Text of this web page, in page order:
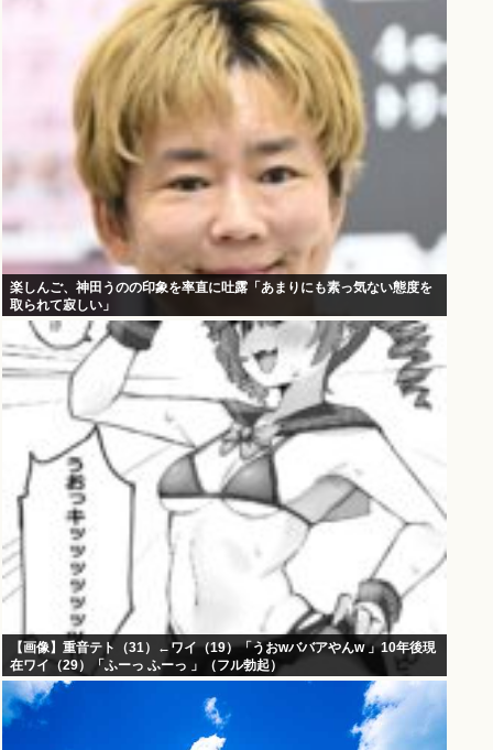
楽しんご、神田うのの印象を率直に吐露「あまりにも素っ気ない態度を
取られて寂しい」
【画像】重音テト（31）←ワイ（19）「うおwババアやんw 」10年後現
在ワイ（29）「ふーっ ふーっ 」（フル勃起）